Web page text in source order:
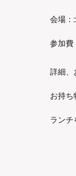
会場：
参加費
詳細、
お持ち
ランチ